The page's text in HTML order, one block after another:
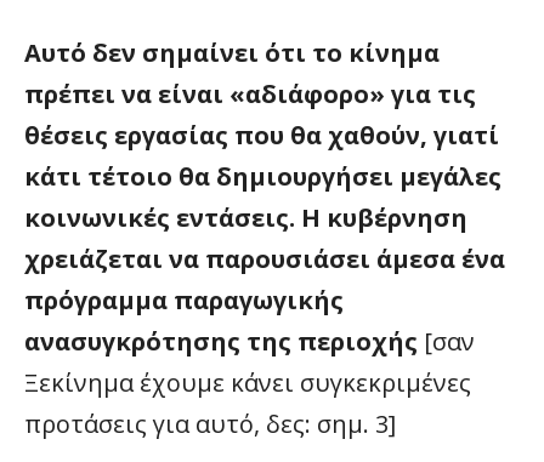
Αυτό δεν σημαίνει ότι το κίνημα
πρέπει να είναι «αδιάφορο» για τις
θέσεις εργασίας που θα χαθούν, γιατί
κάτι τέτοιο θα δημιουργήσει μεγάλες
κοινωνικές εντάσεις. Η κυβέρνηση
χρειάζεται να παρουσιάσει άμεσα ένα
πρόγραμμα παραγωγικής
ανασυγκρότησης της περιοχής [σαν
Ξεκίνημα έχουμε κάνει συγκεκριμένες
προτάσεις για αυτό, δες: σημ. 3]